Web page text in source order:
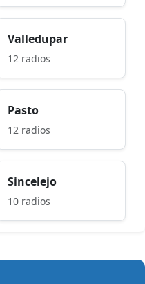
Valledupar
12 radios
Pasto
12 radios
Sincelejo
10 radios